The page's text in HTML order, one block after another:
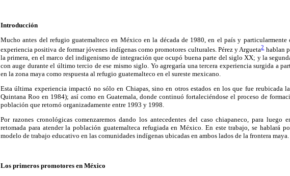
Introducción
Mucho antes del refugio guatemalteco en México en la década de 1980, en el país y particularmente
experiencia positiva de formar jóvenes indígenas como promotores culturales. Pérez y Argueta2hablan
la primera, en el marco del indigenismo de integración que ocupó buena parte del siglo XX; y la
con auge durante el último tercio de ese mismo siglo. Yo agregaría una tercera experiencia surgida a
en la zona maya como respuesta al refugio guatemalteco en el sureste mexicano.
Esta última experiencia impactó no sólo en Chiapas, sino en otros estados en los que fue reubicada
Quintana Roo en 1984); así como en Guatemala, donde continuó fortaleciéndose el proceso de
población que retornó organizadamente entre 1993 y 1998.
Por razones cronológicas comenzaremos dando los antecedentes del caso chiapaneco, para luego
retomada para atender la población guatemalteca refugiada en México. En este trabajo, se hablará
modelo de trabajo educativo en las comunidades indígenas ubicadas en ambos lados de la frontera maya.
Los primeros promotores en México